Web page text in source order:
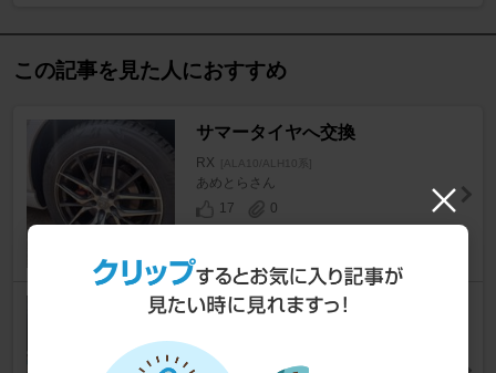
この記事を見た人におすすめ
サマータイヤへ交換
RX [ALA10/ALH10系]
あめとらさん
17
0
夏タイヤ交換
マッソウさん